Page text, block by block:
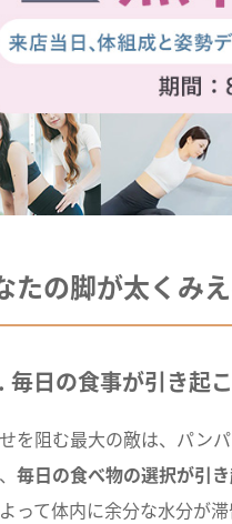
たの脚が太くみ
毎日の食事が引き起
を阻む最大の敵は、パン
毎日の食べ物の選択が引
って体内に余分な水分が